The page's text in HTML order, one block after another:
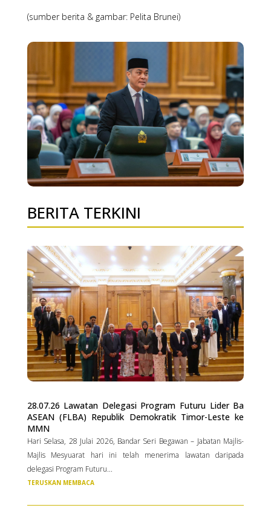
(sumber berita & gambar: Pelita Brunei)
BERITA TERKINI
28.07.26 Lawatan Delegasi Program Futuru Lider Ba
ASEAN (FLBA) Republik Demokratik Timor-Leste ke
MMN
Hari Selasa, 28 Julai 2026, Bandar Seri Begawan – Jabatan Majlis-
Majlis Mesyuarat hari ini telah menerima lawatan daripada
delegasi Program Futuru...
TERUSKAN MEMBACA